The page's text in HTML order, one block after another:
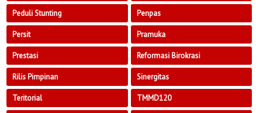
Peduli Stunting Penpas
Persit Pramuka
Prestasi Reformasi Birokrasi
Rilis Pimpinan Sinergitas
Teritorial TMMD120